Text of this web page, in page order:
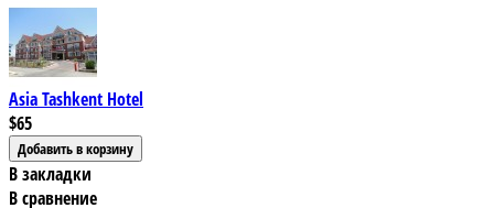
Asia Tashkent Hotel
$65
В закладки
В сравнение